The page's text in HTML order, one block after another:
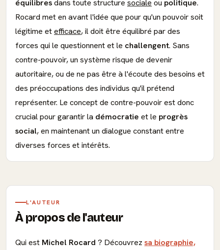
équilibresdans toute structure sociale ou politique.
Rocard met en avant l'idée que pour qu'un pouvoir soit
légitime etefficace, il doit être équilibré par des
forces qui le questionnent et le challengent. Sans
contre-pouvoir, un système risque de devenir
autoritaire, ou de ne pas être à l'écoute des besoins et
des préoccupations des individus qu'il prétend
représenter. Le concept de contre-pouvoir est donc
crucial pour garantir la démocratie et le progrès
social, en maintenant un dialogue constant entre
diverses forces et intérêts.
L'AUTEUR
À propos de l'auteur
Qui est Michel Rocard ? Découvrez sa biographie,